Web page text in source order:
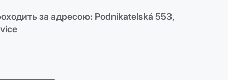
за адресою: Podnikatelská 553,